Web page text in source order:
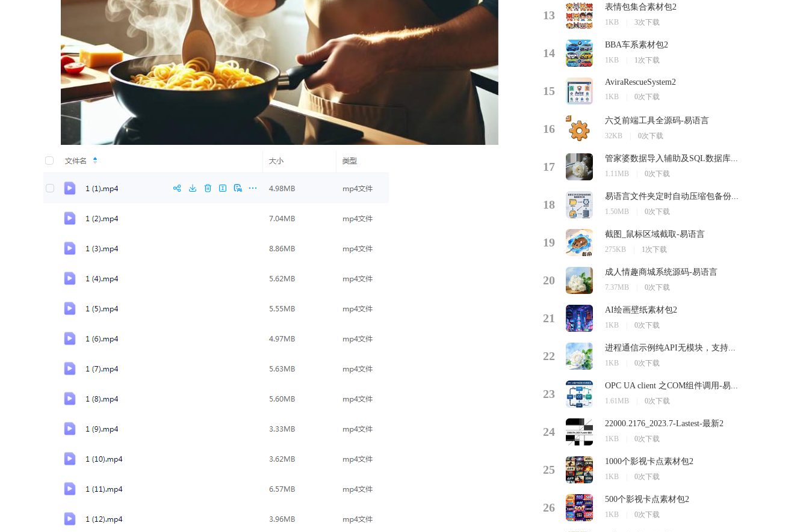
13
表情包集合素材包2
1KB 3次下载
14
BBA车系素材包2
1KB 1次下载
15
AviraRescueSystem2
1KB 0次下载
16
六爻前端工具全源码-易语言
32KB 0次下载
17
管家婆数据导入辅助及SQL数据库...
1.11MB 0次下载
18
易语言文件夹定时自动压缩包备份...
1.50MB 0次下载
19
截图_鼠标区域截取-易语言
275KB 1次下载
20
成人情趣商城系统源码-易语言
7.37MB 0次下载
21
AI绘画壁纸素材包2
1KB 0次下载
22
进程通信示例纯API无模块，支持...
1KB 0次下载
23
OPC UA client 之COM组件调用-易...
1.61MB 0次下载
24
22000.2176_2023.7-Lastest-最新2
1KB 0次下载
25
1000个影视卡点素材包2
1KB 0次下载
26
500个影视卡点素材包2
1KB 0次下载